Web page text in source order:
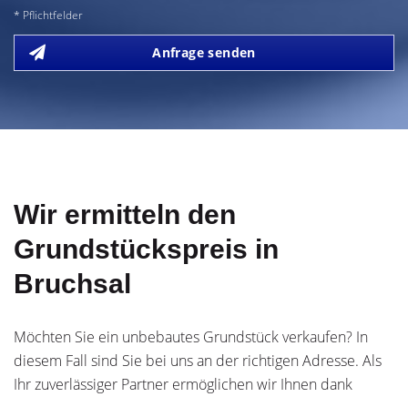
* Pflichtfelder
Anfrage senden
Wir ermitteln den
Grundstückspreis in
Bruchsal
Möchten Sie ein unbebautes Grundstück verkaufen? In
diesem Fall sind Sie bei uns an der richtigen Adresse. Als
Ihr zuverlässiger Partner ermöglichen wir Ihnen dank